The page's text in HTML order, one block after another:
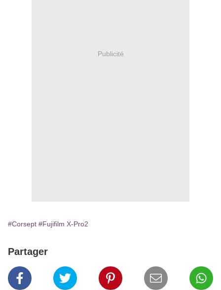
Publicité
#Corsept #Fujifilm X-Pro2
Partager